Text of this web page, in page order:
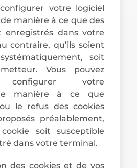
votre logiciel
manière à ce que des
enregistrés dans votre
contraire, qu’ils soient
soit
Vous pouvez
configurer votre
manière à ce que
le refus des cookies
préalablement,
soit susceptible
dans votre terminal.
des cookies et de vos